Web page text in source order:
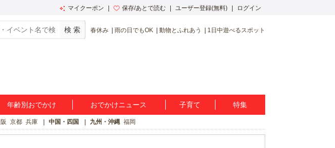
マイクーポン 保存/あとで読む ユーザー登録(無料) ログイン
春休み 雨の日でもOK 動物とふれあう 1日中遊べるスポット
年齢別おでかけ おでかけニュース 子育て 特集
京都 兵庫 中国・四国 九州・沖縄 福岡